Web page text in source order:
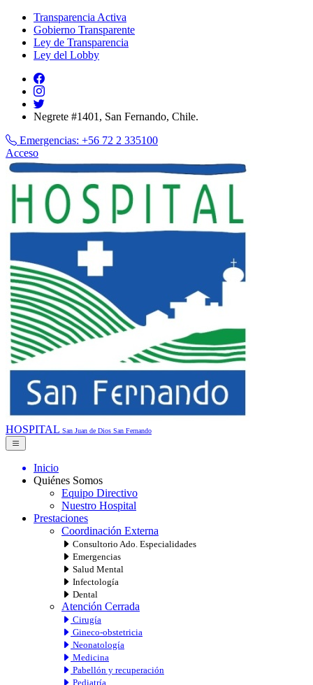
Transparencia Activa
Gobierno Transparente
Ley de Transparencia
Ley del Lobby
Negrete #1401, San Fernando, Chile.
Emergencias: +56 72 2 335100
Acceso
HOSPITAL San Juan de Dios San Fernando
Inicio
Quiénes Somos
Equipo Directivo
Nuestro Hospital
Prestaciones
Coordinación Externa
Consultorio Ado. Especialidades
Emergencias
Salud Mental
Infectología
Dental
Atención Cerrada
Cirugía
Gineco-obstetricia
Neonatología
Medicina
Pabellón y recuperación
Pediatría